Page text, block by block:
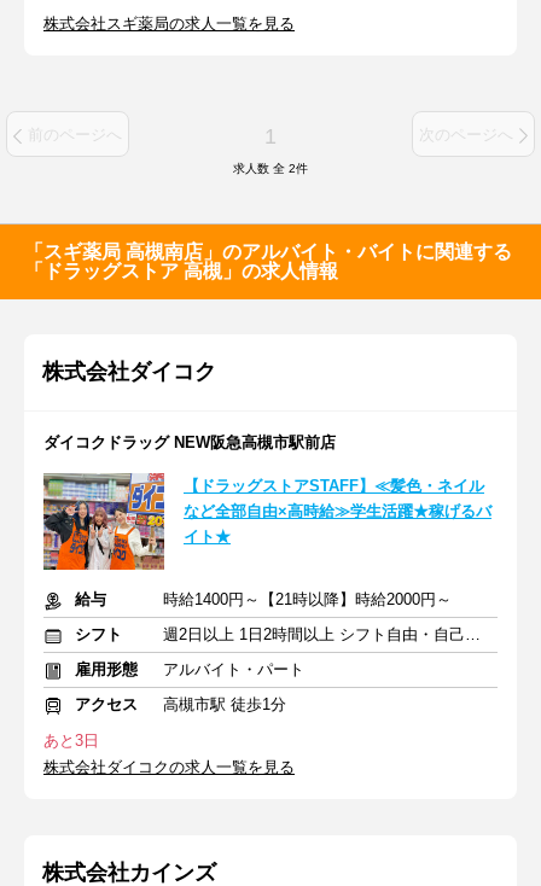
株式会社スギ薬局の求人一覧を見る
前のページへ 1 次のページへ
求人数 全 2件
「スギ薬局 高槻南店」のアルバイト・バイトに関連する
「ドラッグストア 高槻」の求人情報
株式会社ダイコク
ダイコクドラッグ NEW阪急高槻市駅前店
【ドラッグストアSTAFF】≪髪色・ネイル
など全部自由×高時給≫学生活躍★稼げるバ
イト★
給与
時給1400円～【21時以降】時給2000円～
シフト
週2日以上 1日2時間以上 シフト自由・自己申告
雇用形態
アルバイト・パート
アクセス
高槻市駅 徒歩1分
あと3日
株式会社ダイコクの求人一覧を見る
株式会社カインズ